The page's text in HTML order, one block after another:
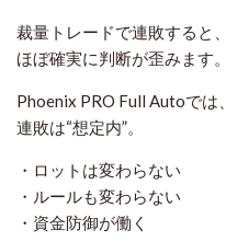
裁量トレードで連敗すると、
ほぼ確実に判断が歪みます。
Phoenix PRO Full Autoでは、
連敗は“想定内”。
・ロットは変わらない
・ルールも変わらない
・資金防御が働く